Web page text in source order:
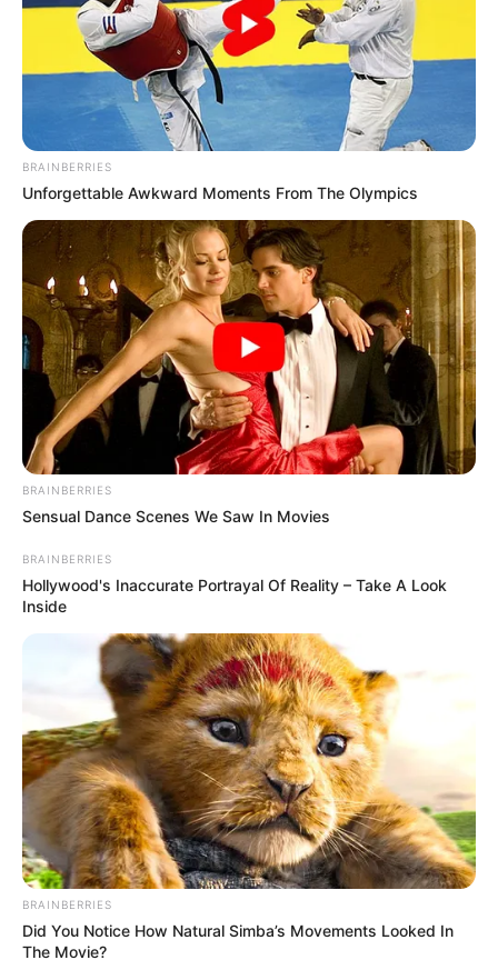
Lula durante coletiva de imprensa, em São Bernardo
(SP)—Foto/Reprodução/Ricardo Stuckert - 10.03.2021
"(...) Mas acho que tá boa a garganta. Eu tenho feito teste. Hoje
mesmo eu falei pelo zoom com minha fonoaudióloga e ela diz que
a garganta tá melhorando. Tem pessoas que fizeram a mesma
cirurgia e ficaram um mês sem falar. Eu não fiquei um dia sem
falar. Eu acho que tenho ajuda divina de estar me curando. Eu
estou comendo de tudo. Não tem problema. Eu me engasguei
menos do que habitualmente as pessoas se engasgam, sobretudo,
com água. É interessante como a gente se engasga com água. E
eu aprendi a tomar água diferente, tomar água devagar, mas eu
vou ficar bem. Eu preciso da minha voz para governar esse país".
Em 2011, Lula foi diagnosticado com um tumor na laringe
BRAINBERRIES
Unforgettable Awkward Moments From The Olympics
BRAINBERRIES
Sensual Dance Scenes We Saw In Movies
BRAINBERRIES
Hollywood's Inaccurate Portrayal Of Reality – Take A Look
Inside
BRAINBERRIES
Did You Notice How Natural Simba’s Movements Looked In
The Movie?